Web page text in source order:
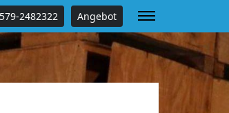
2482322 Angebot